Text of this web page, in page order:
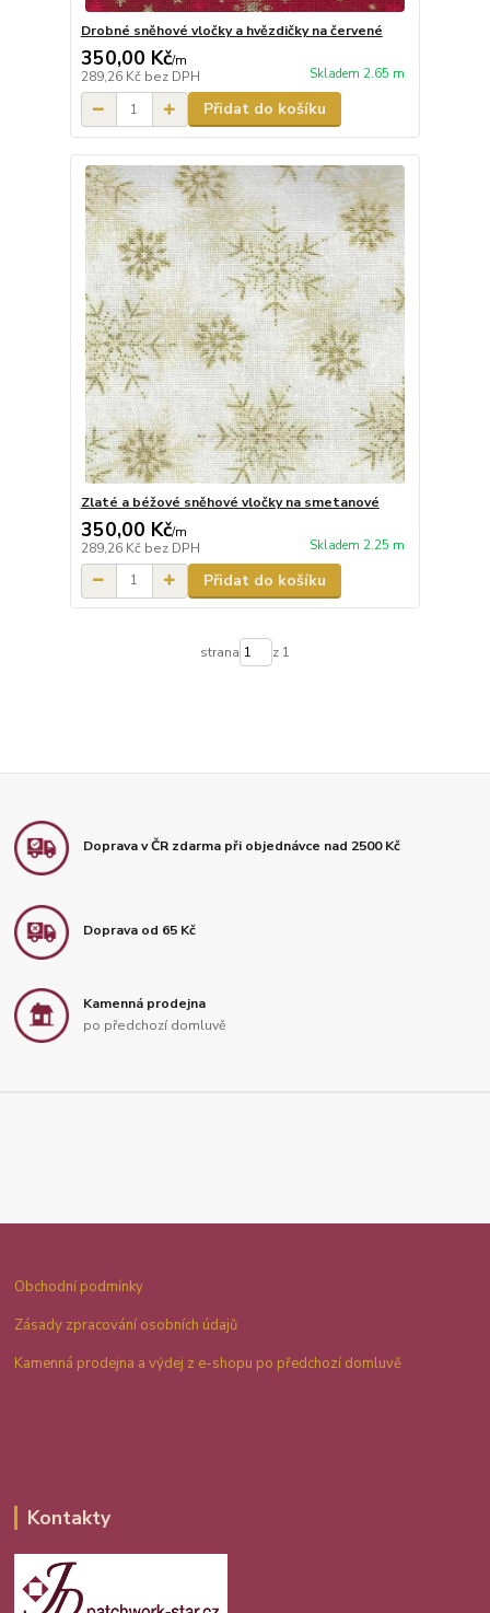
Drobné sněhové vločky a hvězdičky na červené
350,00 Kč/m
289,26 Kč bez DPH Skladem 2.65 m
Přidat do košíku
Zlaté a béžové sněhové vločky na smetanové
350,00 Kč/m
289,26 Kč bez DPH Skladem 2.25 m
Přidat do košíku
strana z 1
Doprava v ČR zdarma při objednávce nad 2500 Kč
Doprava od 65 Kč
Kamenná prodejna
po předchozí domluvě
Obchodní podmínky
Zásady zpracování osobních údajů
Kamenná prodejna a výdej z e-shopu po předchozí domluvě
Kontakty